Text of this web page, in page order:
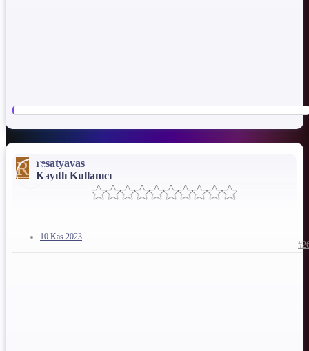
R resatyavas
Kayıtlı Kullanıcı
10 Kas 2023